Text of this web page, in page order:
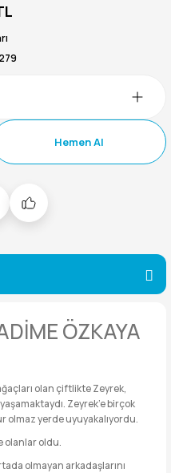
Hemen Al
ÖZKAYA
olan çiftlikte Zeyrek,
Zeyrek’e birçok
olmaz yerde uyuyakalıyordu.
olanlar oldu.
olmayan arkadaşlarını